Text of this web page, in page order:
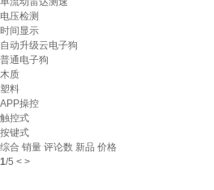
电压检测
时间显示
自动升级云电子狗
普通电子狗
木质
塑料
APP操控
触控式
按键式
综合 销量 评论数 新品 价格
1/5 < >